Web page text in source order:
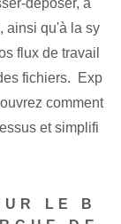
déposer, à
ainsi qu'à la sy
flux de travail
fichiers. ‌ Exp
comment‌
et simplifi
LE B